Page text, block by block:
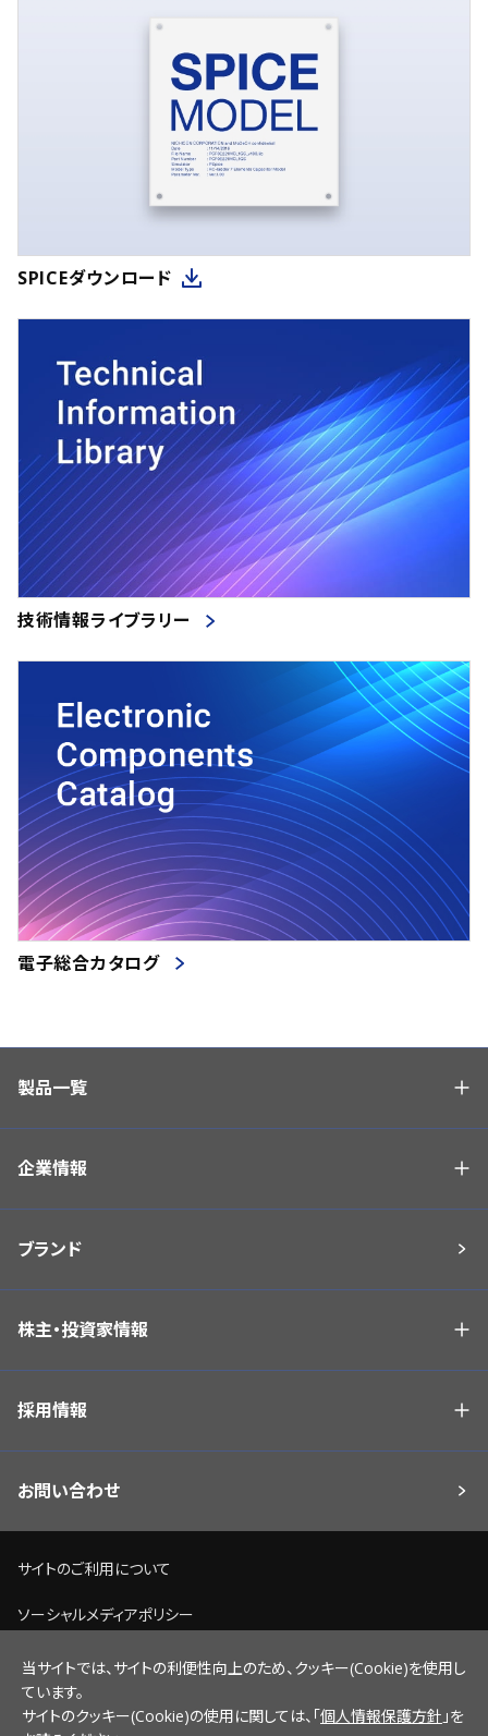
SPICEダウンロード
技術情報ライブラリー
電子総合カタログ
製品一覧
企業情報
ブランド
株主・投資家情報
採用情報
お問い合わせ
サイトのご利用について
ソーシャルメディアポリシー
個人情報保護方針
脆弱性情報開示ポリシー
当サイトでは、サイトの利便性向上のため、クッキー(Cookie)を使用し
ています。
サイトのクッキー(Cookie)の使用に関しては、「個人情報保護方針 」を